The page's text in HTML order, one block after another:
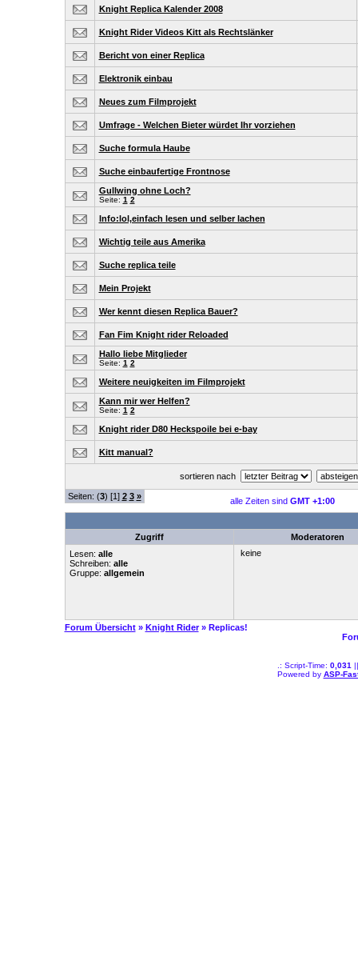
Knight Replica Kalender 2008
Knight Rider Videos Kitt als Rechtslänker
Bericht von einer Replica
Elektronik einbau
Neues zum Filmprojekt
Umfrage - Welchen Bieter würdet Ihr vorziehen
Suche formula Haube
Suche einbaufertige Frontnose
Gullwing ohne Loch?
Seite: 1 2
Info:lol,einfach lesen und selber lachen
Wichtig teile aus Amerika
Suche replica teile
Mein Projekt
Wer kennt diesen Replica Bauer?
Fan Fim Knight rider Reloaded
Hallo liebe Mitglieder
Seite: 1 2
Weitere neuigkeiten im Filmprojekt
Kann mir wer Helfen?
Seite: 1 2
Knight rider D80 Heckspoile bei e-bay
Kitt manual?
sortieren nach
Seiten: (3) [1] 2 3 » alle Zeiten sind GMT +1:00
Zugriff
Moderatoren
Lesen: alle
Schreiben: alle
Gruppe: allgemein
keine
Forum Übersicht » Knight Rider » Replicas!
.: Script-Time: 0,031
Powered by ASP-